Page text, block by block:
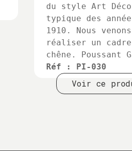
du style Art
typique des
1910. Nous
réaliser un
chêne. Poussant
Réf : PI-030
Voir ce